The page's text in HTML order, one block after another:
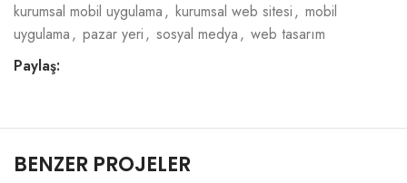
kurumsal mobil uygulama, kurumsal web sitesi, mobil
uygulama, pazar yeri, sosyal medya, web tasarım
Paylaş:
BENZER PROJELER